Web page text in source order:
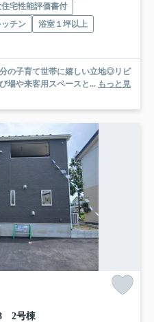
宅性能評価書付
チン
浴室１坪以上
の子育て世帯に嬉しい立地◎リビ
場や来客用スペースと... もっと見
2号棟